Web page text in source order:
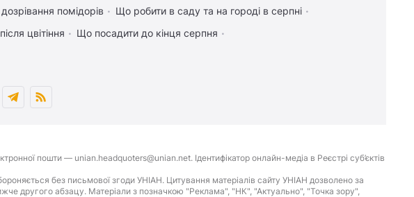
помідорів
Що робити в саду та на городі в серпні
цвітіння
Що посадити до кінця серпня
пошти — unian.headquoters@unian.net. Ідентифікатор онлайн-медіа в Реєстрі суб’єктів
без письмової згоди УНІАН. Цитування матеріалів сайту УНІАН дозволено за
другого абзацу. Матеріали з позначкою "Реклама", "НК", "Актуально", "Точка зору",